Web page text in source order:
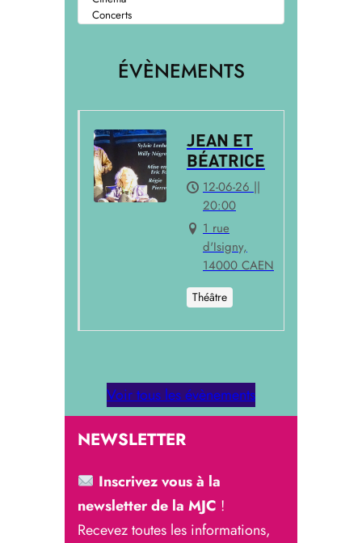
ÉVÈNEMENTS
JEAN ET
BÉATRICE
12-06-26 ||
20:00
1 rue
d'Isigny,
14000 CAEN
Théâtre
Voir tous les évènements
NEWSLETTER
Inscrivez vous à la
newsletter de la MJC !
Recevez toutes les informations,